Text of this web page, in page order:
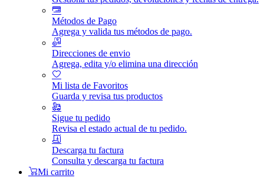
Métodos de Pago
Agrega y valida tus métodos de pago.
Direcciones de envio
Agrega, edita y/o elimina una dirección
Mi lista de Favoritos
Guarda y revisa tus productos
Sigue tu pedido
Revisa el estado actual de tu pedido.
Descarga tu factura
Consulta y descarga tu factura
Mi carrito